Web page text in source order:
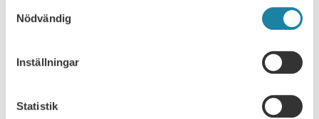
Nödvändig
Inställningar
Statistik
Nyhet